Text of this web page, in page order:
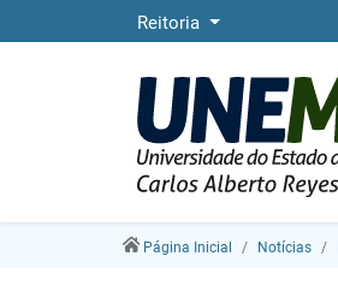
Reitoria
Página Inicial Notícias